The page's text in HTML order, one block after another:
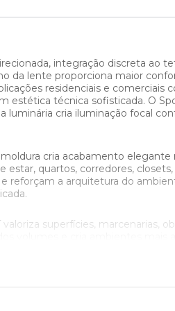
integração discreta ao
da lente proporciona maior
residenciais e comerciais
estética técnica sofisticada. O
luminária cria iluminação focal
cria acabamento elegante
quartos, corredores, closets,
reforçam a arquitetura do
superfícies, marcenarias,